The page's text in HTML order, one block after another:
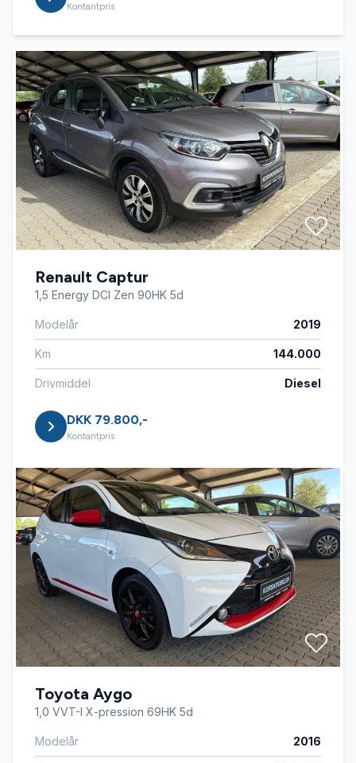
Kontantpris
Renault Captur
1,5 Energy DCI Zen 90HK 5d
Modelår 2019
Km 144.000
Drivmiddel Diesel
DKK 79.800,-
Kontantpris
Toyota Aygo
1,0 VVT-I X-pression 69HK 5d
Modelår 2016